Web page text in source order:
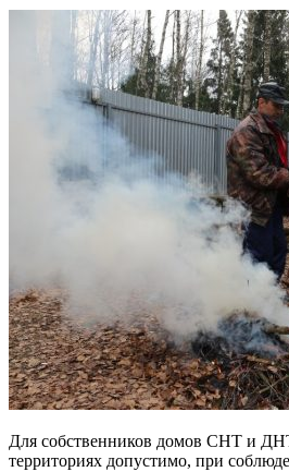
Для собственников домов СНТ и
территориях допустимо, при